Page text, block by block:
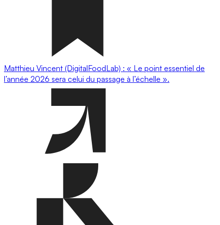
Matthieu Vincent (DigitalFoodLab) : « Le point essentiel de
l’année 2026 sera celui du passage à l’échelle ».